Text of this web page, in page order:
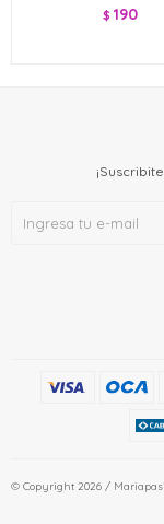
$ 190
© Copyright 2026 /